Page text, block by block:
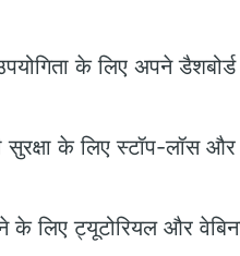
के लिए अपने
सुरक्षा के लिए स्टॉप-लॉस
के लिए ट्यूटोरियल और